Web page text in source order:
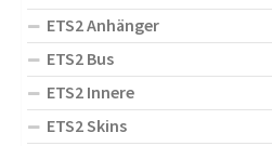
ETS2 Anhänger
ETS2 Bus
ETS2 Innere
ETS2 Skins